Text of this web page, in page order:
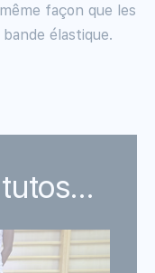
façon que les
élastique.